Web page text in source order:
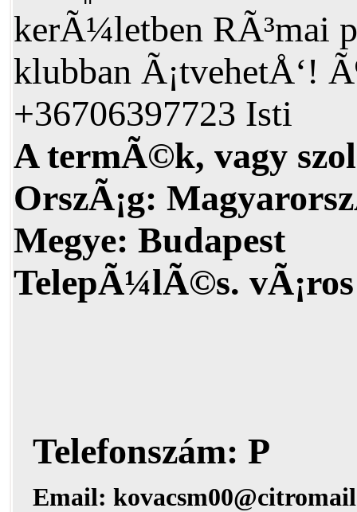
kerÃ¼letben RÃ³mai
klubban Ã¡tvehetÅ‘!
+36706397723 Isti
A termÃ©k, vagy
OrszÃ¡g:
Megye: Budapest
TelepÃ¼lÃ©s.
Telefonszám: P
Email: